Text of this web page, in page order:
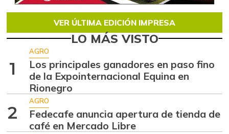
VER ÚLTIMA EDICIÓN IMPRESA
LO MÁS VISTO
1
AGRO
Los principales ganadores en paso fino
de la Expointernacional Equina en
Rionegro
2
AGRO
Fedecafe anuncia apertura de tienda de
café en Mercado Libre